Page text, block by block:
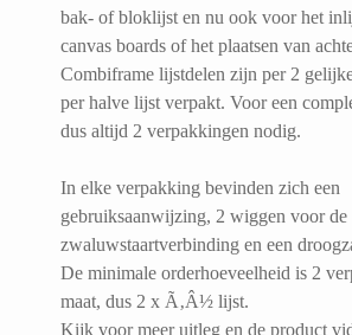
bak- of bloklijst en nu ook voor het
canvas boards of het plaatsen van
Combiframe lijstdelen zijn per 2
per halve lijst verpakt. Voor een
dus altijd 2 verpakkingen nodig.
In elke verpakking bevinden zich een
gebruiksaanwijzing, 2 wiggen voor de
zwaluwstaartverbinding en een
De minimale orderhoeveelheid is 2
maat, dus 2 x Ã‚Â½ lijst.
Kijk voor meer uitleg en de product